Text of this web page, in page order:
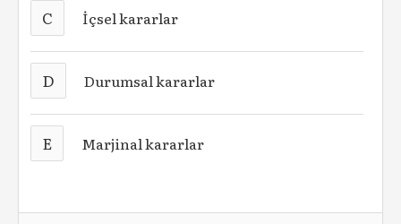
C İçsel kararlar
D Durumsal kararlar
E Marjinal kararlar